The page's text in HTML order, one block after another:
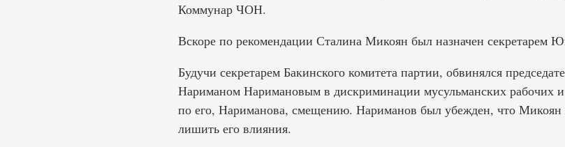
Коммунар ЧОН.
Вскоре по рекомендации Сталина Микоян был назначен
Будучи секретарем Бакинского комитета партии, обвинялся
Нариманом Наримановым в дискриминации мусульманских рабочих и
по его, Нариманова, смещению. Нариманов был убежден, что Микоян
лишить его влияния.